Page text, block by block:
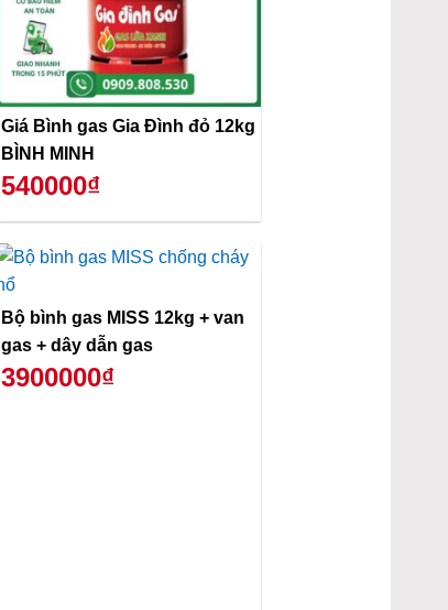
Giá Bình gas Gia Đình đỏ 12kg
BÌNH MINH
540000₫
Bộ bình gas MISS 12kg + van
gas + dây dẫn gas
3900000₫